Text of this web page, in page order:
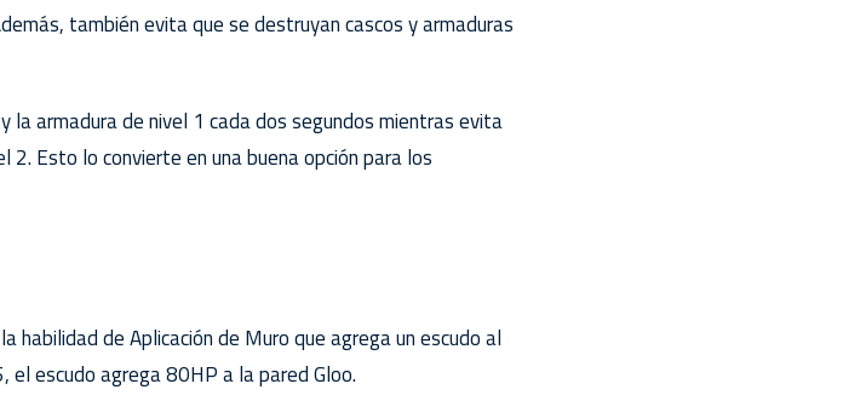
también evita que se destruyan cascos y armaduras
la armadura de nivel 1 cada dos segundos mientras evita
Esto lo convierte en una buena opción para los
habilidad de Aplicación de Muro que agrega un escudo al
el escudo agrega 80HP a la pared Gloo.